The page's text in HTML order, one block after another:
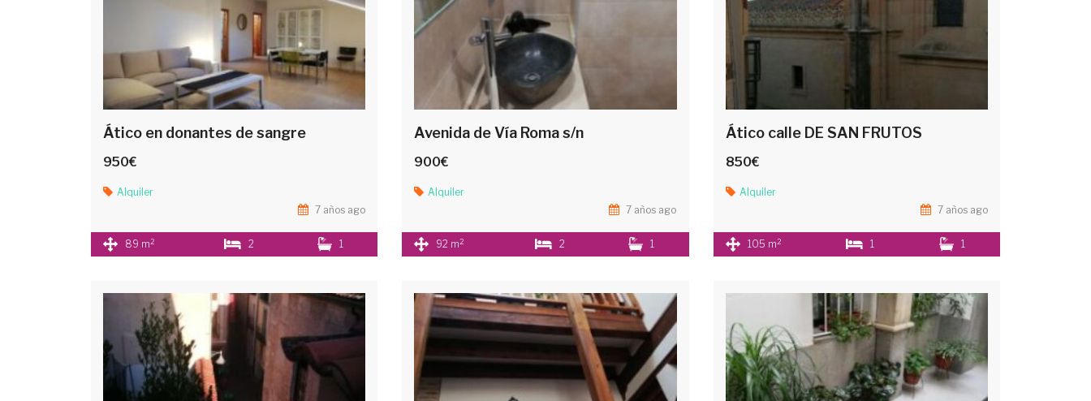
Ático en donantes de sangre
950€
Alquiler
7 años ago
89 m2 2 1
Avenida de Vía Roma s/n
900€
Alquiler
7 años ago
92 m2 2 1
Ático calle DE SAN FRUTOS
850€
Alquiler
7 años ago
105 m2 1 1